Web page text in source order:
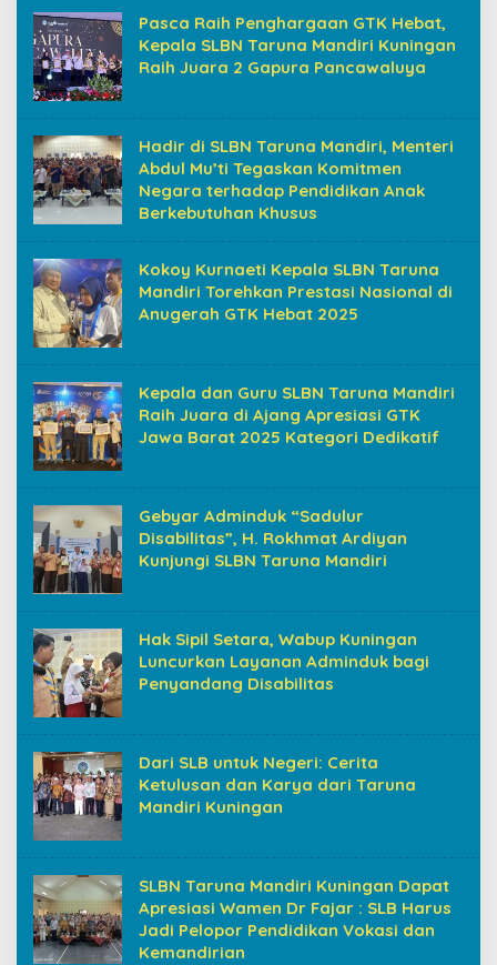
Pasca Raih Penghargaan GTK Hebat,
Kepala SLBN Taruna Mandiri Kuningan
Raih Juara 2 Gapura Pancawaluya
Hadir di SLBN Taruna Mandiri, Menteri
Abdul Mu’ti Tegaskan Komitmen
Negara terhadap Pendidikan Anak
Berkebutuhan Khusus
Kokoy Kurnaeti Kepala SLBN Taruna
Mandiri Torehkan Prestasi Nasional di
Anugerah GTK Hebat 2025
Kepala dan Guru SLBN Taruna Mandiri
Raih Juara di Ajang Apresiasi GTK
Jawa Barat 2025 Kategori Dedikatif
Gebyar Adminduk “Sadulur
Disabilitas”, H. Rokhmat Ardiyan
Kunjungi SLBN Taruna Mandiri
Hak Sipil Setara, Wabup Kuningan
Luncurkan Layanan Adminduk bagi
Penyandang Disabilitas
Dari SLB untuk Negeri: Cerita
Ketulusan dan Karya dari Taruna
Mandiri Kuningan
SLBN Taruna Mandiri Kuningan Dapat
Apresiasi Wamen Dr Fajar : SLB Harus
Jadi Pelopor Pendidikan Vokasi dan
Kemandirian